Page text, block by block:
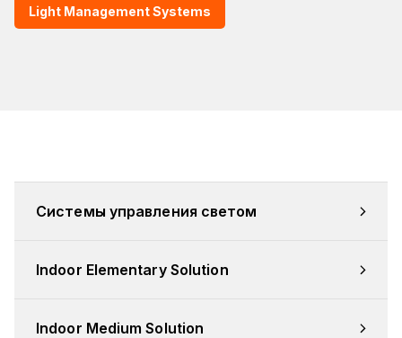
Light Management Systems
Системы управления светом
Indoor Elementary Solution
Indoor Medium Solution